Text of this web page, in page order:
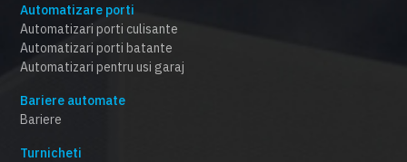
Automatizare porti
Automatizari porti culisante
Automatizari porti batante
Automatizari pentru usi garaj
Bariere automate
Bariere
Turnicheti